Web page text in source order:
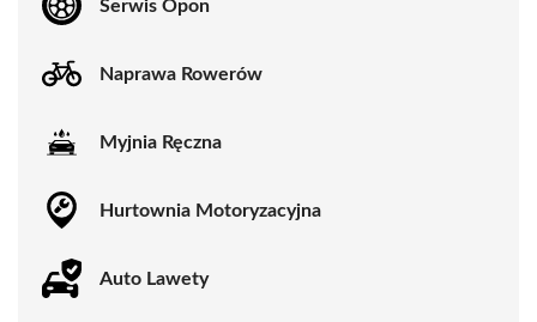
Serwis Opon
Naprawa Rowerów
Myjnia Ręczna
Hurtownia Motoryzacyjna
Auto Lawety